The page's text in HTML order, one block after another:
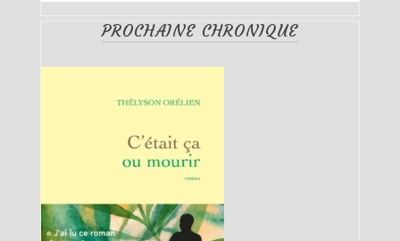
PROCHAINE CHRONIQUE